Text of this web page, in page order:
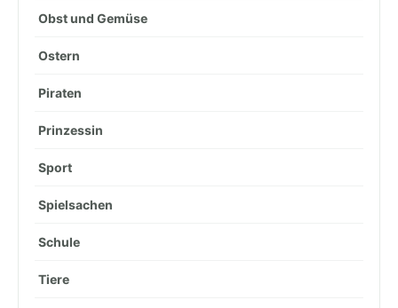
Obst und Gemüse
Ostern
Piraten
Prinzessin
Sport
Spielsachen
Schule
Tiere